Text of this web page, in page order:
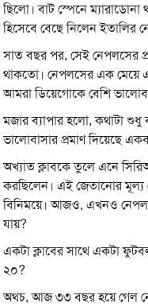
ছিলো। বাট স্পেনে
হিসেবে বেছে নিলেন ইতালির
সাত বছর পর, সেই নেপলসের
থাকতো। নেপলসের এক মেয়ে
আমরা ডিয়েগোকে বেশি
মজার ব্যাপার হলো, কথাটা
ভালোবাসার প্রমাণ দিয়েছে
অখ্যাত ক্লাবকে তুলে এনে
করছিলেন। এই জেতানোর মূল্য
বিনিময়ে। আজও, এখনও
যায়?
একটা ক্লাবের সাথে একটা
২০?
অথচ, আজ ৩৩ বছর হয়ে গেল